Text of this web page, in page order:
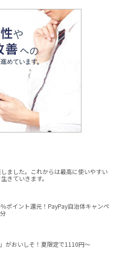
ました。これからは最高に使いやすい
きていきます。
％ポイント還元！PayPay自治体キャンペ
がおいしそ！夏限定で1110円～